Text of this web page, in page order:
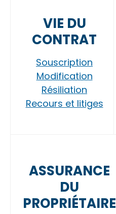
VIE DU
CONTRAT
Souscription
Modification
Résiliation
Recours et litiges
ASSURANCE
DU
PROPRIÉTAIRE